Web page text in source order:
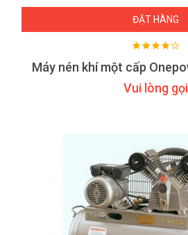
ĐẶT HÀNG
Vui lòng gọi